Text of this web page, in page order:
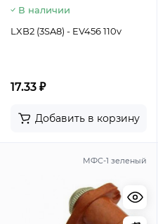
В наличии
LXB2 (3SA8) - EV456 110v
17.33 ₽
Добавить в корзину
МФС-1 зеленый